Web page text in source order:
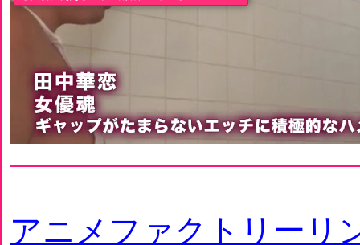
アニメファクトリーリ